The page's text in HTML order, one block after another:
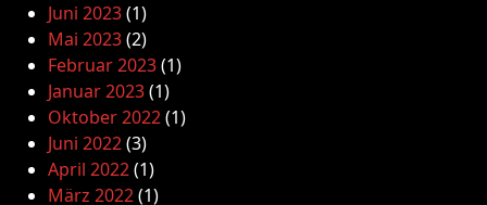
Juni 2023(1)
Mai 2023(2)
Februar 2023(1)
Januar 2023(1)
Oktober 2022(1)
Juni 2022(3)
April 2022(1)
März 2022(1)